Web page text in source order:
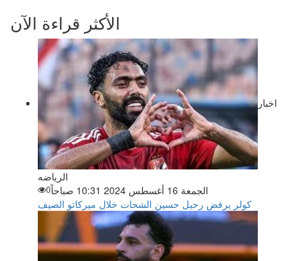
الأكثر قراءة الآن
اخبار
الرياضه
الجمعة 16 أغسطس 2024 10:31 صباحاً
0
كولر يرفض رحيل حسين الشحات خلال ميركاتو الصيف